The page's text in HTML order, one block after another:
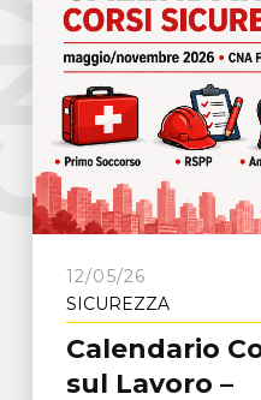
12/05/26
SICUREZZA
Calendario
sul Lavoro –